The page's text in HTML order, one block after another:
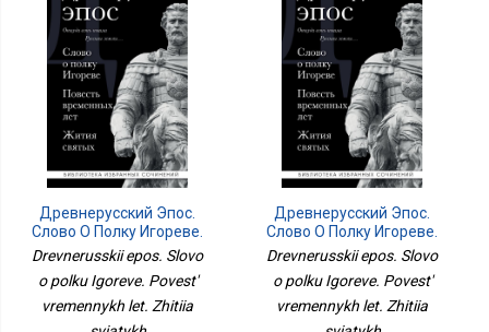
Древнерусский Эпос.
Слово О Полку Игореве.
Повесть Временных Лет.
Жития Святых
Drevnerusskii epos. Slovo
o polku Igoreve. Povest'
vremennykh let. Zhitiia
Древнерусский Эпос.
Слово О Полку Игореве.
Повесть Временных Лет.
Жития Святых
Drevnerusskii epos. Slovo
o polku Igoreve. Povest'
vremennykh let. Zhitiia